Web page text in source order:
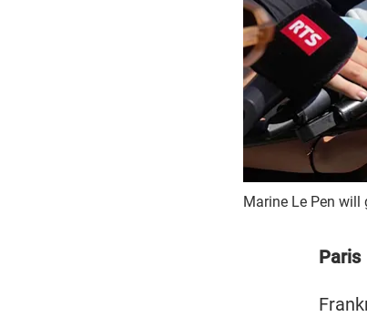
Marine Le Pen
Paris